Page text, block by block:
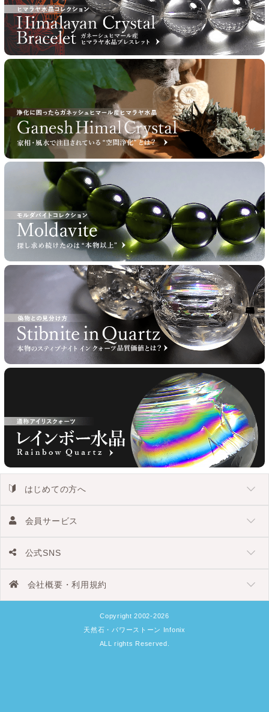
はじめての方へ
会員サービス
公式SNS
会社概要・利用規約
Copyright 2002-2026
天然石・パワーストーン Infonix
ALL rights Reserved.